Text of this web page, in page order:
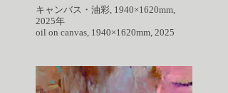
キャンバス・油彩, 1940×1620mm,
2025年
oil on canvas, 1940×1620mm, 2025